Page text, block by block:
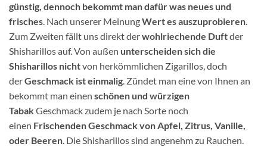
günstig, dennoch bekommt man dafür was neues und
frisches. Nach unserer MeinungWert es auszuprobieren.
Zum Zweiten fällt uns direkt derwohlriechende Duftder
Shisharillos auf. Von außen unterscheiden sich die
Shisharillos nichtvon herkömmlichen Zigarillos, doch
derGeschmack ist einmalig. Zündet man eine von Ihnen an
bekommt man einen schönen und würzigen
TabakGeschmack zudem je nach Sorte noch
einen Frischenden Geschmack von Apfel, Zitrus, Vanille,
oder Beeren. Die Shisharillos sind angenehm zu Rauchen.